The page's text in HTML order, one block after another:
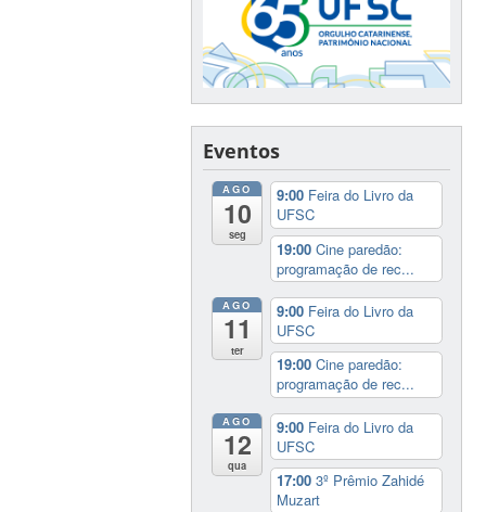
Eventos
AGO
10
seg
9:00 Feira do Livro da
UFSC
19:00Cine paredão:
programação de rec...
AGO
11
ter
9:00 Feira do Livro da
UFSC
19:00Cine paredão:
programação de rec...
AGO
12
qua
9:00 Feira do Livro da
UFSC
17:003º Prêmio Zahidé
Muzart